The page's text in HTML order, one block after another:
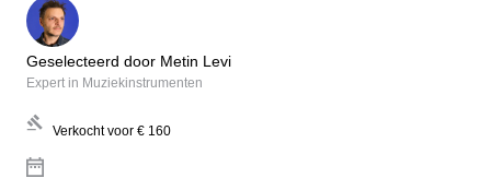
Geselecteerd door Metin Levi
Expert in Muziekinstrumenten
Verkocht voor € 160